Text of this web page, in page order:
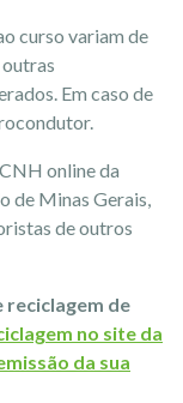
curso variam de
Em caso de
online da
de Minas Gerais,
de outros
reciclagem de
no site da
da sua